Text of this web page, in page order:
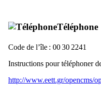
Téléphone
Code de l’île : 00 30 2241
Instructions pour téléphoner
http://www.eett.gr/opencms/